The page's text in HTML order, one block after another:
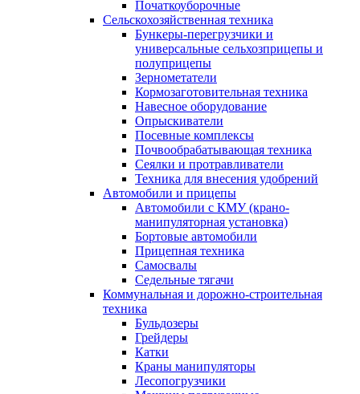
Початкоуборочные
Сельскохозяйственная техника
Бункеры-перегрузчики и
универсальные сельхозприцепы и
полуприцепы
Зернометатели
Кормозаготовительная техника
Навесное оборудование
Опрыскиватели
Посевные комплексы
Почвообрабатывающая техника
Сеялки и протравливатели
Техника для внесения удобрений
Автомобили и прицепы
Автомобили с КМУ (крано-
манипуляторная установка)
Бортовые автомобили
Прицепная техника
Самосвалы
Седельные тягачи
Коммунальная и дорожно-строительная
техника
Бульдозеры
Грейдеры
Катки
Краны манипуляторы
Лесопогрузчики